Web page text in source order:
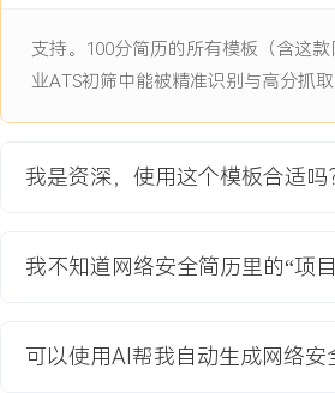
主动离职，希望有更多的工作挑战和涨薪
2024-09 -2025-12 零信任
问(ZTNA)项目。原有VPN架构存在单点
项目职责：
支持。100分简历的所有模板（含这
业ATS初筛中能被精准识别与高分抓取
我是资深，使用这个模板合适吗
我不知道网络安全简历里的“项
可以使用AI帮我自动生成网络安